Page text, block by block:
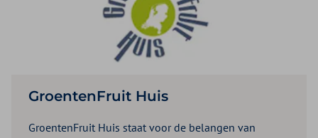
GroentenFruit Huis
GroentenFruit Huis staat voor de belangen van